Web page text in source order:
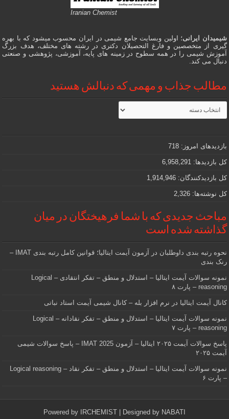
Iranian Chemist
شیمیدان ایرانی؛ اولین وبسایت جامع شیمی در ایران محسوب میشود که با بهره
گیری از متخصصین و فارغ التحصیلان دکتری در رشته های مختلف، هدف بزرگ
آموزش شیمی را در همه سطوح در زمینه های پایه، آموزشی، پژوهشی و صنعتی
دنبال می کند.
مطالب جذاب و مهمی که دنبالش هستید
مطالب
جذاب
و
که
دنبالش
هستید
بازدیدهای امروز:718
کل بازدیدها: 6,958,291
کل بازدیدکنند‌گان:1,914,946
کل نوشته‌ها:2,326
مباحث جدیدی که با شما فرهیختگان در میان
گذاشته شده است
نحوه رتبه بندی داوطلبان در آزمون آیمت ایتالیا؛ قوانین کامل رتبه بندی IMAT –
رنک بندی
نمونه سوالات آیمت ایتالیا – استدلال و منطق – تفکر انتقادی – Logical
reasoning – پارت ۸
کانال آیمت ایتالیا در نرم افزار بله – کانال شیمی آیمت استاد نباتی
نمونه سوالات آیمت ایتالیا – استدلال و منطق – تفکر نقادانه – Logical
reasoning – پارت ۷
پاسخ سوالات آیمت ۲۰۲۵ ایتالیا – آزمون IMAT 2025 – پاسخ سوالات شیمی
آیمت ۲۰۲۵
نمونه سوالات آیمت ایتالیا – استدلال و منطق – تفکر نقاد – Logical reasoning
– پارت ۶
Powered by IRCHEMIST | Designed by NABATI